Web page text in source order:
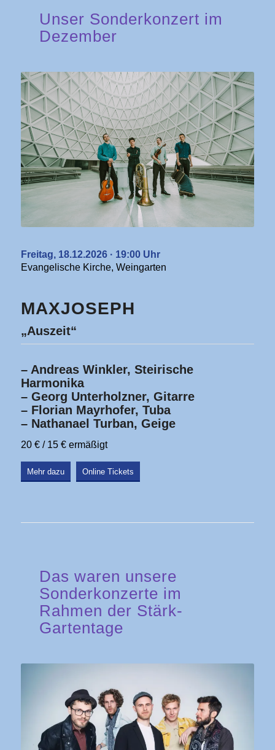
Unser Sonderkonzert im
Dezember
Freitag, 18.12.2026 · 19:00 Uhr
Evangelische Kirche, Weingarten
MAXJOSEPH
„Auszeit“
– Andreas Winkler, Steirische
Harmonika
– Georg Unterholzner, Gitarre
– Florian Mayrhofer, Tuba
– Nathanael Turban, Geige
20 € / 15 € ermäßigt
Mehr dazu Online Tickets
Das waren unsere
Sonderkonzerte im
Rahmen der Stärk-
Gartentage